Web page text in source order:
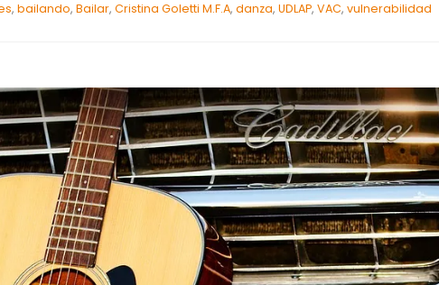
,bailando,Bailar,Cristina Goletti M.F.A,danza,UDLAP,VAC,vulnerabilidad